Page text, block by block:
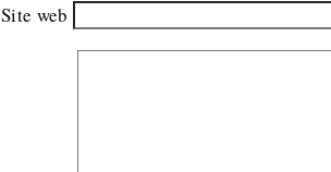
Site web